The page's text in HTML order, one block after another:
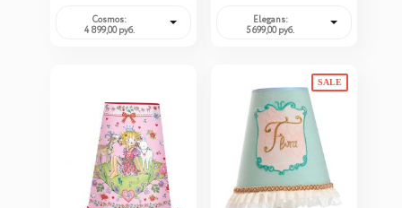
Cosmos:
4 899,00 руб.
Elegans:
5 699,00 руб.
SALE